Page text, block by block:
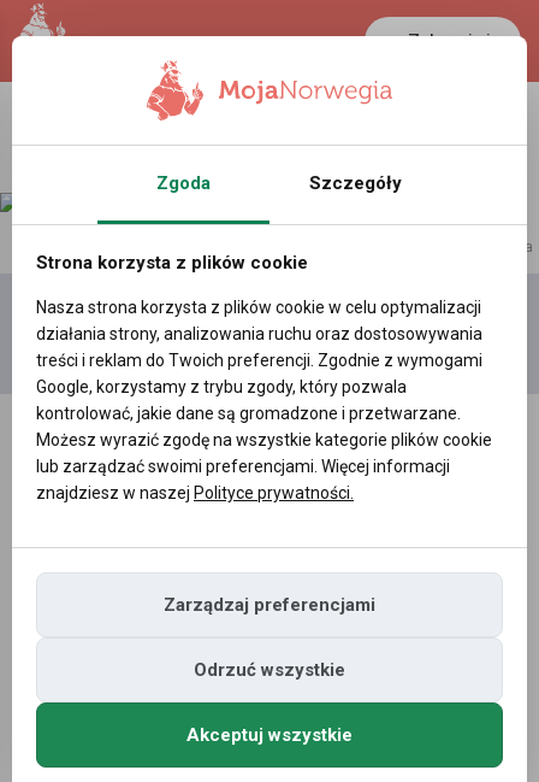
Zaloguj się
reklama
Dodaj
film
Moje
filmy
Wszystkie
Sunlounger feat. Zara - Lost (Chill) [HQ]
Zgoda Szczegóły
Strona korzysta z plików cookie
Nasza strona korzysta z plików cookie w celu optymalizacji
działania strony, analizowania ruchu oraz dostosowywania
treści i reklam do Twoich preferencji. Zgodnie z wymogami
Google, korzystamy z trybu zgody, który pozwala
kontrolować, jakie dane są gromadzone i przetwarzane.
Możesz wyrazić zgodę na wszystkie kategorie plików cookie
lub zarządzać swoimi preferencjami. Więcej informacji
znajdziesz w naszej Polityce prywatności.
Zarządzaj preferencjami
Odrzuć wszystkie
Akceptuj wszystkie